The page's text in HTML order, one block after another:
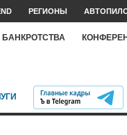
РЕГИОНЫ
БАНКРОТСТВА